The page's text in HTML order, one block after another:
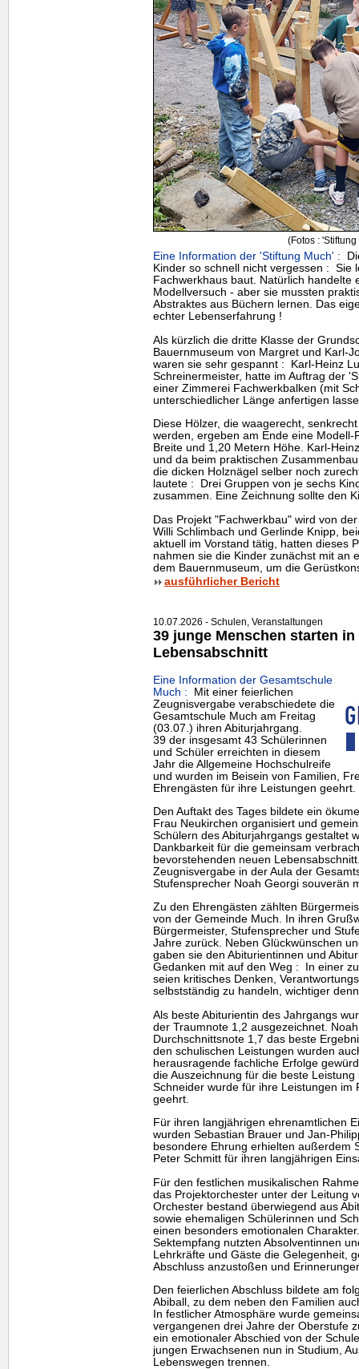
(Fotos : 'Stiftung
Eine Information der 'Stiftung Much' :
Kinder so schnell nicht vergessen : Sie
Fachwerkhaus baut. Natürlich handelte
Modellversuch - aber sie mussten
Abstraktes aus Büchern lernen. Das
echter Lebenserfahrung !
Als kürzlich die dritte Klasse der
Bauernmuseum von Margret und Karl-
waren sie sehr gespannt : Karl-Heinz
Schreinermeister, hatte im Auftrag der
einer Zimmerei Fachwerkbalken (mit
unterschiedlicher Länge anfertigen
Diese Hölzer, die waagerecht,
werden, ergeben am Ende eine
Breite und 1,20 Metern Höhe. Karl-
und da beim praktischen
die dicken Holznägel selber noch
lautete : Drei Gruppen von je sechs
zusammen. Eine Zeichnung sollte den
Das Projekt "Fachwerkbau" wird von
Willi Schlimbach und Gerlinde Knipp,
aktuell im Vorstand tätig, hatten dieses
nahmen sie die Kinder zunächst mit an
dem Bauernmuseum, um die
ausführlicher Bericht
10.07.2026 - Schulen, Veranstaltungen
39 junge Menschen starten
Lebensabschnitt
Eine Information der Gesamtschule
Much : Mit einer feierlichen
Zeugnisvergabe verabschiedete die
Gesamtschule Much am Freitag
(03.07.) ihren Abiturjahrgang.
39 der insgesamt 43 Schülerinnen
und Schüler erreichten in diesem
Jahr die Allgemeine Hochschulreife
und wurden im Beisein von Familien,
Ehrengästen für ihre Leistungen geehrt.
Den Auftakt des Tages bildete ein
Frau Neukirchen organisiert und
Schülern des Abiturjahrgangs gestaltet
Dankbarkeit für die gemeinsam
bevorstehenden neuen
Zeugnisvergabe in der Aula der
Stufensprecher Noah Georgi souverän
Zu den Ehrengästen zählten
von der Gemeinde Much. In ihren
Bürgermeister, Stufensprecher und
Jahre zurück. Neben Glückwünschen
gaben sie den Abiturientinnen und
Gedanken mit auf den Weg : In einer
seien kritisches Denken,
selbstständig zu handeln, wichtiger
Als beste Abiturientin des Jahrgangs
der Traumnote 1,2 ausgezeichnet.
Durchschnittsnote 1,7 das beste
den schulischen Leistungen wurden
herausragende fachliche Erfolge
die Auszeichnung für die beste
Schneider wurde für ihre Leistungen im
geehrt.
Für ihren langjährigen ehrenamtlichen
wurden Sebastian Brauer und Jan-
besondere Ehrung erhielten außerdem
Peter Schmitt für ihren langjährigen
Für den festlichen musikalischen
das Projektorchester unter der Leitung
Orchester bestand überwiegend aus
sowie ehemaligen Schülerinnen und
einen besonders emotionalen
Sektempfang nutzten Absolventinnen
Lehrkräfte und Gäste die Gelegenheit,
Abschluss anzustoßen und
Den feierlichen Abschluss bildete am
Abiball, zu dem neben den Familien
In festlicher Atmosphäre wurde
vergangenen drei Jahre der Oberstufe
ein emotionaler Abschied von der
jungen Erwachsenen nun in Studium,
Lebenswegen trennen.